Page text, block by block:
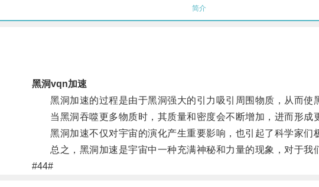
简介
黑洞vqn加速
黑洞加速的过程是由于黑洞强大的引力吸引周围物质，从而使
当黑洞吞噬更多物质时，其质量和密度会不断增加，进而形成
黑洞加速不仅对宇宙的演化产生重要影响，也引起了科学家们
总之，黑洞加速是宇宙中一种充满神秘和力量的现象，对于我
#44#